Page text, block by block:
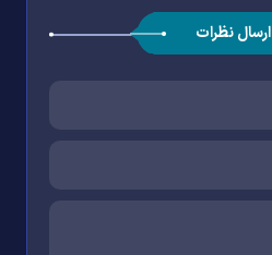
ارسال نظرات